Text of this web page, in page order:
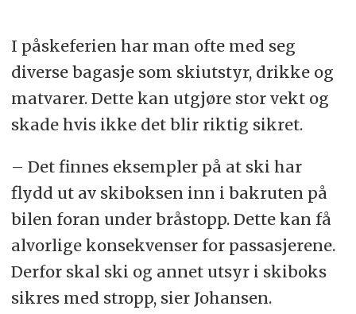
I påskeferien har man ofte med seg
diverse bagasje som skiutstyr, drikke og
matvarer. Dette kan utgjøre stor vekt og
skade hvis ikke det blir riktig sikret.
– Det finnes eksempler på at ski har
flydd ut av skiboksen inn i bakruten på
bilen foran under bråstopp. Dette kan få
alvorlige konsekvenser for passasjerene.
Derfor skal ski og annet utsyr i skiboks
sikres med stropp, sier Johansen.